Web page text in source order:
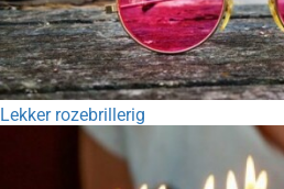
Lekker rozebrillerig